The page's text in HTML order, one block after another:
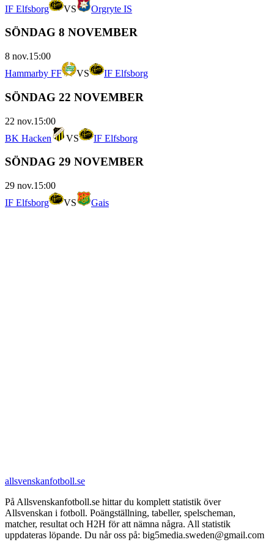
IF Elfsborg VS Orgryte IS
SÖNDAG 8 NOVEMBER
8 nov.15:00
Hammarby FF
VS IF Elfsborg
SÖNDAG 22 NOVEMBER
22 nov.15:00
BK Hacken
VS IF Elfsborg
SÖNDAG 29 NOVEMBER
29 nov.15:00
IF Elfsborg
VS Gais
allsvenskanfotboll.se
På Allsvenskanfotboll.se hittar du komplett statistik över
Allsvenskan i fotboll. Poängställning, tabeller, spelscheman,
matcher, resultat och H2H för att nämna några. All statistik
uppdateras löpande. Du når oss på: big5media.sweden@gmail.com